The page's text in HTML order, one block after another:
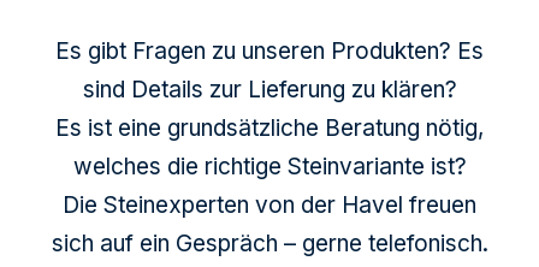
Es gibt Fragen zu unseren Produkten? Es
sind Details zur Lieferung zu klären?
Es ist eine grundsätzliche Beratung nötig,
welches die richtige Steinvariante ist?
Die Steinexperten von der Havel freuen
sich auf ein Gespräch – gerne telefonisch.